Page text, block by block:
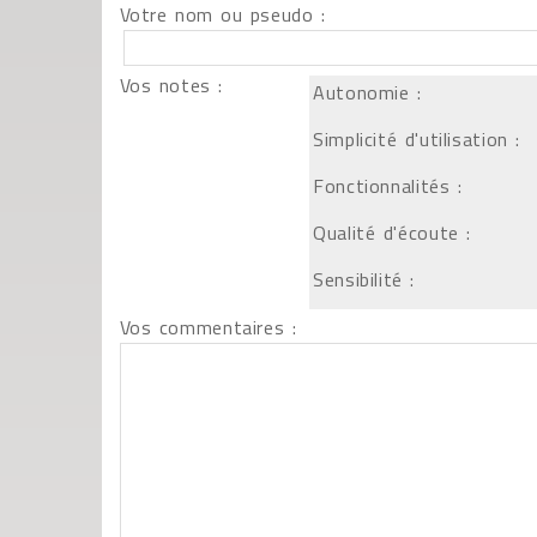
Votre nom ou pseudo :
Vos notes : Autonomie :
Simplicité d'utilisation :
Fonctionnalités :
Qualité d'écoute :
Sensibilité :
Vos commentaires :